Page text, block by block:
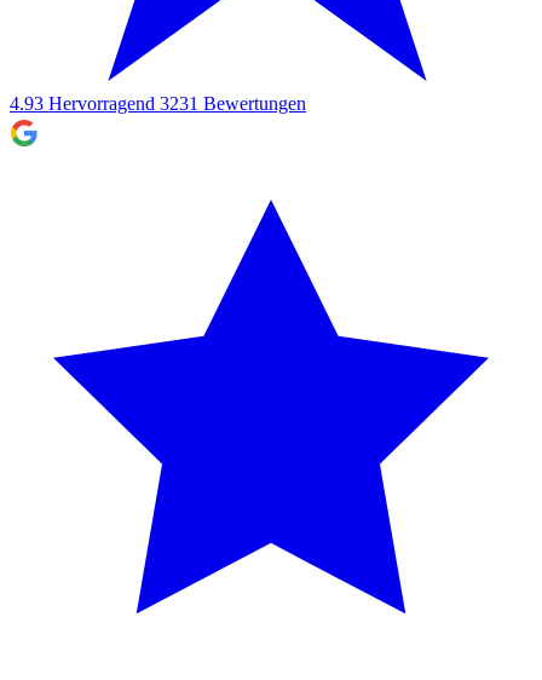
4.93 Hervorragend 3231 Bewertungen